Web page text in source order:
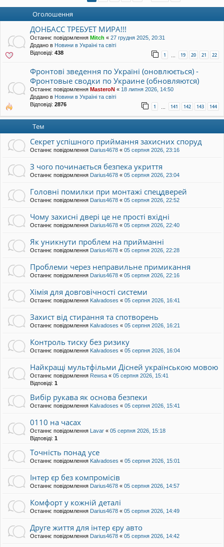
уп
Оголошення
ДОНБАСС ТРЕБУЕТ МИРА!!!
Останнє повідомлення Mitch « 27 грудня 2025, 20:31
Додано в Новини в Україні та світі
Відповіді: 438 1 … 19 20 21 22
Фронтові зведення по Україні (оновлюється) -
Фронтовые сводки по Украине (обновляются)
Останнє повідомлення MasteroN « 18 липня 2026, 14:50
Додано в Новини в Україні та світі
Відповіді: 2876 1 … 141 142 143 144
Тем
Секрет успішного приймання захисних споруд
Останнє повідомлення Darius4678 « 05 серпня 2026, 23:16
З чого починається безпека укриття
Останнє повідомлення Darius4678 « 05 серпня 2026, 23:04
Головні помилки при монтажі спецдверей
Останнє повідомлення Darius4678 « 05 серпня 2026, 22:52
Чому захисні двері це не прості вхідні
Останнє повідомлення Darius4678 « 05 серпня 2026, 22:40
Як уникнути проблем на прийманні
Останнє повідомлення Darius4678 « 05 серпня 2026, 22:28
Проблеми через неправильне примикання
Останнє повідомлення Darius4678 « 05 серпня 2026, 22:16
Хімія для довговічності системи
Останнє повідомлення Kalvadoses « 05 серпня 2026, 16:41
Захист від стирання та спотворень
Останнє повідомлення Kalvadoses « 05 серпня 2026, 16:21
Контроль тиску без ризику
Останнє повідомлення Kalvadoses « 05 серпня 2026, 16:04
Найкращі мультфільми Дісней українською мовою
Останнє повідомлення Rewsa « 05 серпня 2026, 15:41
Відповіді: 1
Вибір рукава як основа безпеки
Останнє повідомлення Kalvadoses « 05 серпня 2026, 15:41
0110 на часах
Останнє повідомлення Lavar « 05 серпня 2026, 15:18
Відповіді: 1
Точність понад усе
Останнє повідомлення Kalvadoses « 05 серпня 2026, 15:01
Інтер єр без компромісів
Останнє повідомлення Darius4678 « 05 серпня 2026, 14:57
Комфорт у кожній деталі
Останнє повідомлення Darius4678 « 05 серпня 2026, 14:49
Друге життя для інтер єру авто
Останнє повідомлення Darius4678 « 05 серпня 2026, 14:42